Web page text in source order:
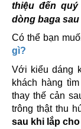
thiệu đến
dòng baga sau
Có thể bạn
gì?
Với kiểu dáng
khách hàng
thay thế cản
trông thật thu
sau khi lắp